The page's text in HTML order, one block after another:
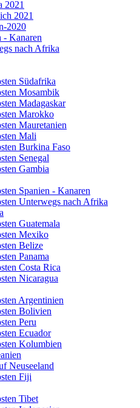
2021
2021
2020
- Kanaren
nach Afrika
Südafrika
Mosambik
Madagaskar
Marokko
Mauretanien
Mali
Burkina Faso
Senegal
Gambia
Spanien - Kanaren
Unterwegs nach Afrika
Guatemala
Mexiko
Belize
Panama
Costa Rica
Nicaragua
Argentinien
Bolivien
Peru
Ecuador
Kolumbien
Neuseeland
Fiji
Tibet